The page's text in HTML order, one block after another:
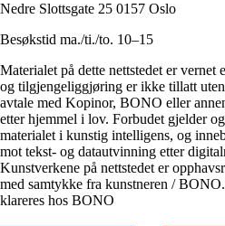
Nedre Slottsgate 25 0157 Oslo
Besøkstid ma./ti./to. 10–15
Materialet på dette nettstedet er
og tilgjengeliggjøring er ikke tillatt
avtale med Kopinor, BONO eller
etter hjemmel i lov. Forbudet gjelder
materialet i kunstig intelligens, og
mot tekst- og datautvinning etter
Kunstverkene på nettstedet er
med samtykke fra kunstneren /
klareres hos BONO